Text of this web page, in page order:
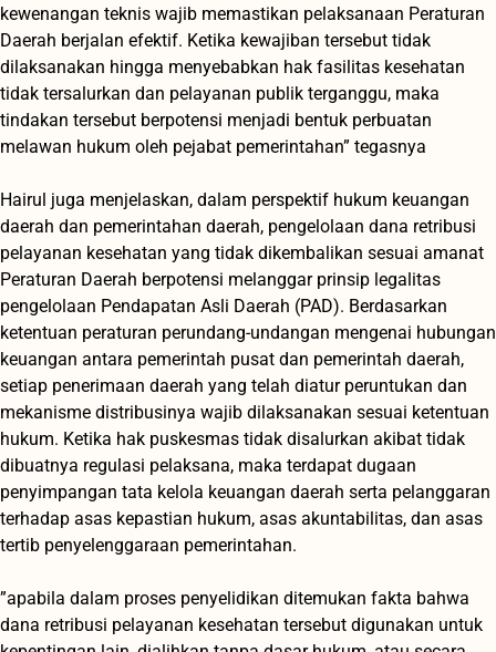
kewenangan teknis wajib memastikan pelaksanaan Peraturan
Daerah berjalan efektif. Ketika kewajiban tersebut tidak
dilaksanakan hingga menyebabkan hak fasilitas kesehatan
tidak tersalurkan dan pelayanan publik terganggu, maka
tindakan tersebut berpotensi menjadi bentuk perbuatan
melawan hukum oleh pejabat pemerintahan” tegasnya
‎Hairul juga menjelaskan, dalam perspektif hukum keuangan
daerah dan pemerintahan daerah, pengelolaan dana retribusi
pelayanan kesehatan yang tidak dikembalikan sesuai amanat
Peraturan Daerah berpotensi melanggar prinsip legalitas
pengelolaan Pendapatan Asli Daerah (PAD). Berdasarkan
ketentuan peraturan perundang-undangan mengenai hubungan
keuangan antara pemerintah pusat dan pemerintah daerah,
setiap penerimaan daerah yang telah diatur peruntukan dan
mekanisme distribusinya wajib dilaksanakan sesuai ketentuan
hukum. Ketika hak puskesmas tidak disalurkan akibat tidak
dibuatnya regulasi pelaksana, maka terdapat dugaan
penyimpangan tata kelola keuangan daerah serta pelanggaran
terhadap asas kepastian hukum, asas akuntabilitas, dan asas
tertib penyelenggaraan pemerintahan.
‎”apabila dalam proses penyelidikan ditemukan fakta bahwa
dana retribusi pelayanan kesehatan tersebut digunakan untuk